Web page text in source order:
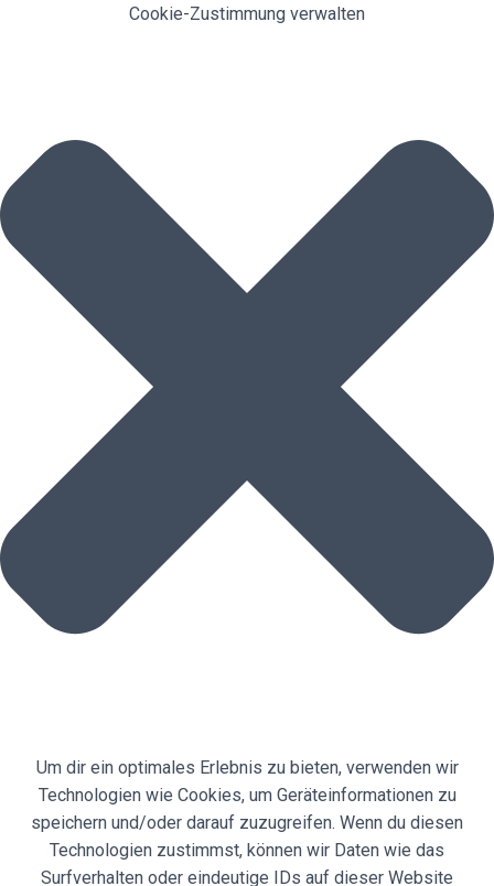
Cookie-Zustimmung verwalten
Um dir ein optimales Erlebnis zu bieten, verwenden wir
Technologien wie Cookies, um Geräteinformationen zu
speichern und/oder darauf zuzugreifen. Wenn du diesen
Technologien zustimmst, können wir Daten wie das
Surfverhalten oder eindeutige IDs auf dieser Website